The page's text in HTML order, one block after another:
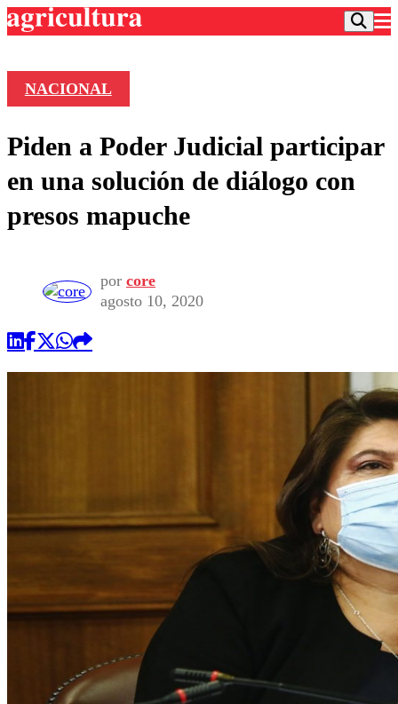
Frecuencias
Agricultura TV
Deportes
Colo Colo
Seleccion Chilena
Torneo Internacional
Entretención
Economía
Internacional
Publicaciones en medios
Opinión
NACIONAL
Piden a Poder Judicial participar
en una solución de diálogo con
presos mapuche
por core
agosto 10, 2020